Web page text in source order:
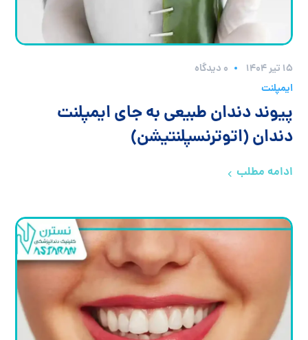
۱۵ تیر ۱۴۰۴
0 دیدگاه
ایمپلنت
پیوند دندان طبیعی به جای ایمپلنت
دندان (اتوترنسپلنتیشن)
ادامه مطلب